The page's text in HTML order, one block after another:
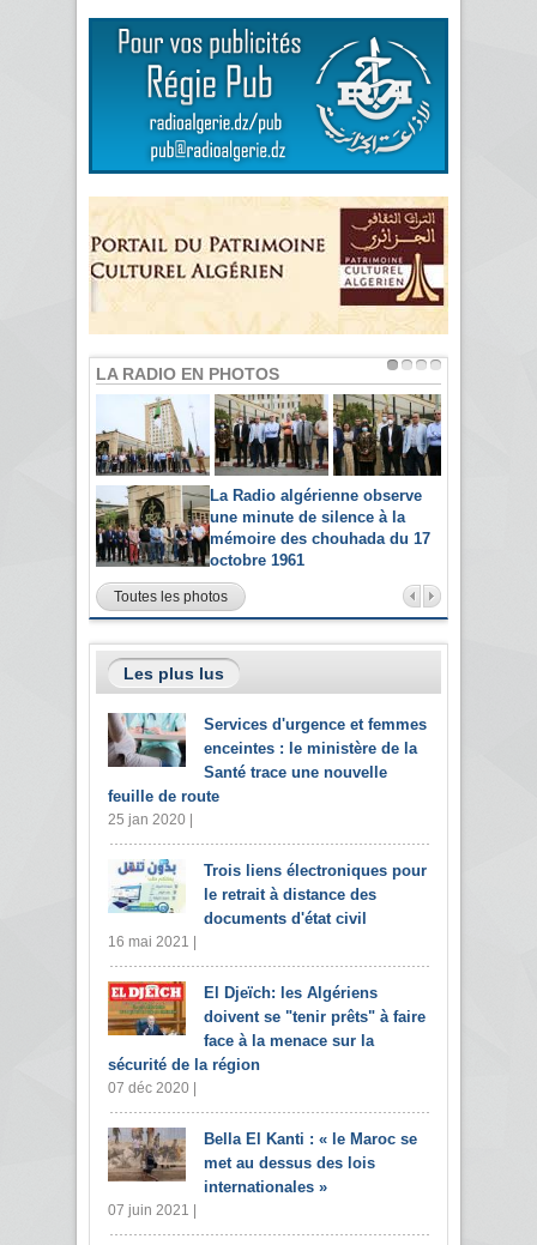
LA RADIO EN PHOTOS
La Radio algérienne observe
une minute de silence à la
mémoire des chouhada du 17
octobre 1961
Toutes les photos
Les plus lus
Services d'urgence et femmes
enceintes : le ministère de la
Santé trace une nouvelle
feuille de route
25 jan 2020 |
Trois liens électroniques pour
le retrait à distance des
documents d'état civil
16 mai 2021 |
El Djeïch: les Algériens
doivent se "tenir prêts" à faire
face à la menace sur la
sécurité de la région
07 déc 2020 |
Bella El Kanti : « le Maroc se
met au dessus des lois
internationales »
07 juin 2021 |